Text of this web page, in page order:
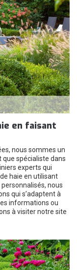
en faisant
nous sommes un
que spécialiste dans
experts qui
haie en utilisant
nous
qui s’adaptent à
informations ou
à visiter notre site